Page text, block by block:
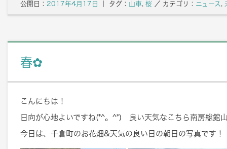
公開日： 2017年4月17日 ｜ タグ： 山車, 桜 ／ カテゴリ： ニュース ,
春✿
こんにちは！
日向が心地よいですね(*^。^*) 良い天気なこちら南房総館
今日は、千倉町のお花畑&天気の良い日の朝日の写真です！